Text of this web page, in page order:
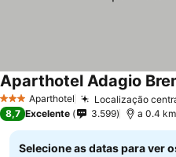
3 EstrelasAparthotel Localização
Aparthotel Adagio
8,7 Excelente 3.599 a 0.4
Selecione as datas para ver